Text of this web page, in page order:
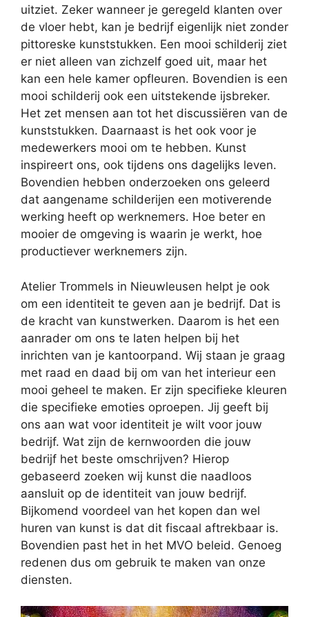
uitziet. Zeker wanneer je geregeld klanten over
de vloer hebt, kan je bedrijf eigenlijk niet zonder
pittoreske kunststukken. Een mooi schilderij ziet
er niet alleen van zichzelf goed uit, maar het
kan een hele kamer opfleuren. Bovendien is een
mooi schilderij ook een uitstekende ijsbreker.
Het zet mensen aan tot het discussiëren van de
kunststukken. Daarnaast is het ook voor je
medewerkers mooi om te hebben. Kunst
inspireert ons, ook tijdens ons dagelijks leven.
Bovendien hebben onderzoeken ons geleerd
dat aangename schilderijen een motiverende
werking heeft op werknemers. Hoe beter en
mooier de omgeving is waarin je werkt, hoe
productiever werknemers zijn.
Atelier Trommels in Nieuwleusen helpt je ook
om een identiteit te geven aan je bedrijf. Dat is
de kracht van kunstwerken. Daarom is het een
aanrader om ons te laten helpen bij het
inrichten van je kantoorpand. Wij staan je graag
met raad en daad bij om van het interieur een
mooi geheel te maken. Er zijn specifieke kleuren
die specifieke emoties oproepen. Jij geeft bij
ons aan wat voor identiteit je wilt voor jouw
bedrijf. Wat zijn de kernwoorden die jouw
bedrijf het beste omschrijven? Hierop
gebaseerd zoeken wij kunst die naadloos
aansluit op de identiteit van jouw bedrijf.
Bijkomend voordeel van het kopen dan wel
huren van kunst is dat dit fiscaal aftrekbaar is.
Bovendien past het in het MVO beleid. Genoeg
redenen dus om gebruik te maken van onze
diensten.